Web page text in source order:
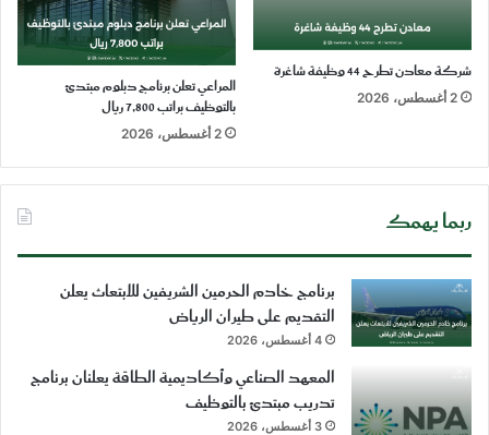
شركة معادن تطرح 44 وظيفة شاغرة
2 أغسطس، 2026
المراعي تعلن برنامج دبلوم مبتدئ
بالتوظيف براتب 7,800 ريال
2 أغسطس، 2026
ربما يهمك
برنامج خادم الحرمين الشريفين للابتعاث يعلن
التقديم على طيران الرياض
4 أغسطس، 2026
المعهد الصناعي وأكاديمية الطاقة يعلنان برنامج
تدريب مبتدئ بالتوظيف
3 أغسطس، 2026